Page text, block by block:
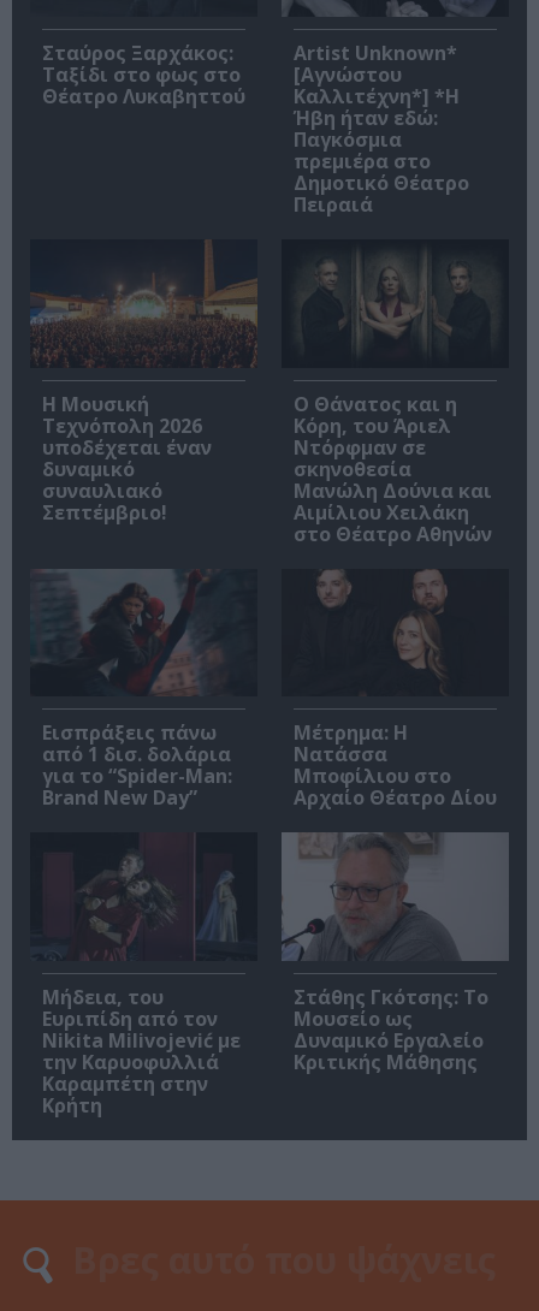
Σταύρος Ξαρχάκος:
Ταξίδι στο φως στο
Θέατρο Λυκαβηττού
Artist Unknown*
[Αγνώστου
Καλλιτέχνη*] *Η
Ήβη ήταν εδώ:
Παγκόσμια
πρεμιέρα στο
Δημοτικό Θέατρο
Πειραιά
Η Μουσική
Τεχνόπολη 2026
υποδέχεται έναν
δυναμικό
συναυλιακό
Σεπτέμβριο!
Ο Θάνατος και η
Κόρη, του Άριελ
Ντόρφμαν σε
σκηνοθεσία
Μανώλη Δούνια και
Αιμίλιου Χειλάκη
στο Θέατρο Αθηνών
Εισπράξεις πάνω
από 1 δισ. δολάρια
για το “Spider-Man:
Brand New Day”
Μέτρημα: Η
Νατάσσα
Μποφίλιου στο
Αρχαίο Θέατρο Δίου
Μήδεια, του
Ευριπίδη από τον
Nikita Milivojević με
την Καρυοφυλλιά
Καραμπέτη στην
Κρήτη
Στάθης Γκότσης: Το
Μουσείο ως
Δυναμικό Εργαλείο
Κριτικής Μάθησης